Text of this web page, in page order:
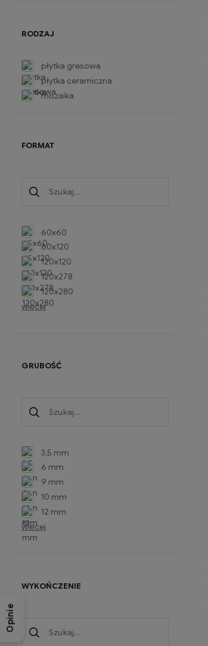
RODZAJ
płytka gresowa
płytka ceramiczna
mozaika
FORMAT
60x60
60x120
120x120
120x278
120x280
więcej
GRUBOŚĆ
3,5 mm
6 mm
9 mm
10 mm
12 mm
więcej
WYKOŃCZENIE
Opinie